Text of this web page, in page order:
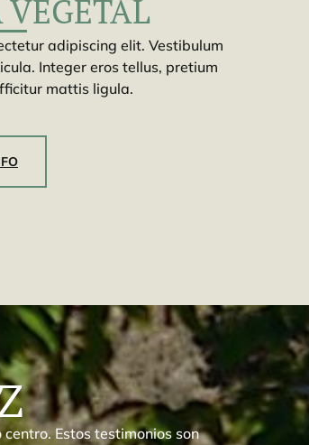
adipiscing elit. Vestibulum
Integer eros tellus, pretium
mattis ligula.
Estos testimonios son